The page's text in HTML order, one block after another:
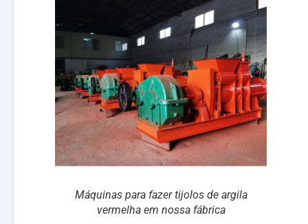
Máquinas para fazer tijolos de argila
vermelha em nossa fábrica